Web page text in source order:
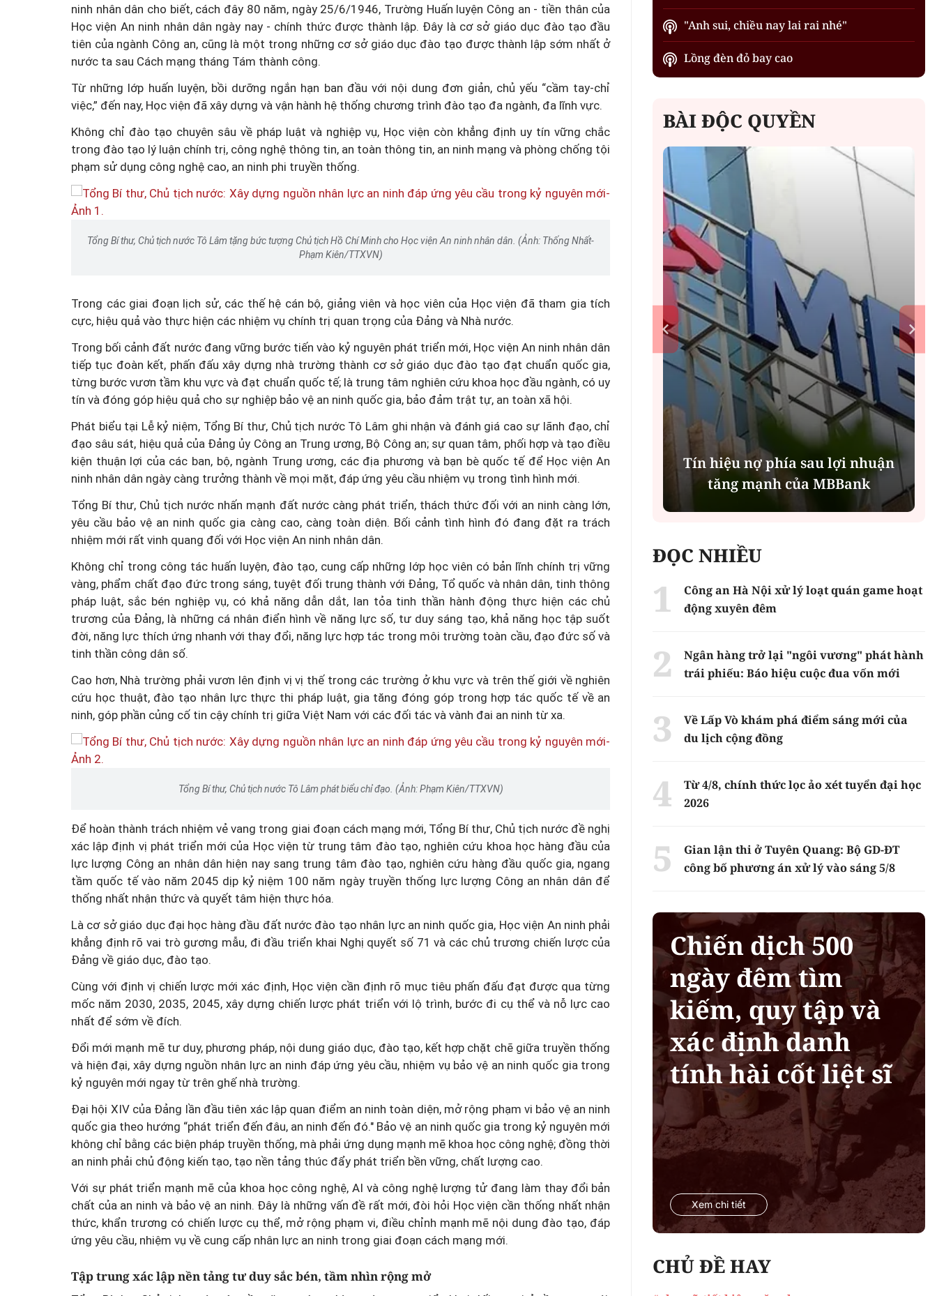
ninh nhân dân cho biết, cách đây 80 năm, ngày 25/6/1946, Trường Huấn luyện Công an - tiền thân của
Học viện An ninh nhân dân ngày nay - chính thức được thành lập. Đây là cơ sở giáo dục đào tạo đầu
tiên của ngành Công an, cũng là một trong những cơ sở giáo dục đào tạo được thành lập sớm nhất ở
nước ta sau Cách mạng tháng Tám thành công.
Từ những lớp huấn luyện, bồi dưỡng ngắn hạn ban đầu với nội dung đơn giản, chủ yếu “cầm tay-chỉ
việc,” đến nay, Học viện đã xây dựng và vận hành hệ thống chương trình đào tạo đa ngành, đa lĩnh vực.
Không chỉ đào tạo chuyên sâu về pháp luật và nghiệp vụ, Học viện còn khẳng định uy tín vững chắc
trong đào tạo lý luận chính trị, công nghệ thông tin, an toàn thông tin, an ninh mạng và phòng chống tội
phạm sử dụng công nghệ cao, an ninh phi truyền thống.
Tổng Bí thư, Chủ tịch nước Tô Lâm tặng bức tượng Chủ tịch Hồ Chí Minh cho Học viện An ninh nhân dân. (Ảnh: Thống Nhất-
Phạm Kiên/TTXVN)
Trong các giai đoạn lịch sử, các thế hệ cán bộ, giảng viên và học viên của Học viện đã tham gia tích
cực, hiệu quả vào thực hiện các nhiệm vụ chính trị quan trọng của Đảng và Nhà nước.
Trong bối cảnh đất nước đang vững bước tiến vào kỷ nguyên phát triển mới, Học viện An ninh nhân dân
tiếp tục đoàn kết, phấn đấu xây dựng nhà trường thành cơ sở giáo dục đào tạo đạt chuẩn quốc gia,
từng bước vươn tầm khu vực và đạt chuẩn quốc tế; là trung tâm nghiên cứu khoa học đầu ngành, có uy
tín và đóng góp hiệu quả cho sự nghiệp bảo vệ an ninh quốc gia, bảo đảm trật tự, an toàn xã hội.
Phát biểu tại Lễ kỷ niệm, Tổng Bí thư, Chủ tịch nước Tô Lâm ghi nhận và đánh giá cao sự lãnh đạo, chỉ
đạo sâu sát, hiệu quả của Đảng ủy Công an Trung ương, Bộ Công an; sự quan tâm, phối hợp và tạo điều
kiện thuận lợi của các ban, bộ, ngành Trung ương, các địa phương và bạn bè quốc tế để Học viện An
ninh nhân dân ngày càng trưởng thành về mọi mặt, đáp ứng yêu cầu nhiệm vụ trong tình hình mới.
Tổng Bí thư, Chủ tịch nước nhấn mạnh đất nước càng phát triển, thách thức đối với an ninh càng lớn,
yêu cầu bảo vệ an ninh quốc gia càng cao, càng toàn diện. Bối cảnh tình hình đó đang đặt ra trách
nhiệm mới rất vinh quang đối với Học viện An ninh nhân dân.
Không chỉ trong công tác huấn luyện, đào tạo, cung cấp những lớp học viên có bản lĩnh chính trị vững
vàng, phẩm chất đạo đức trong sáng, tuyệt đối trung thành với Đảng, Tổ quốc và nhân dân, tinh thông
pháp luật, sắc bén nghiệp vụ, có khả năng dẫn dắt, lan tỏa tinh thần hành động thực hiện các chủ
trương của Đảng, là những cá nhân điển hình về năng lực số, tư duy sáng tạo, khả năng học tập suốt
đời, năng lực thích ứng nhanh với thay đổi, năng lực hợp tác trong môi trường toàn cầu, đạo đức số và
tinh thần công dân số.
Cao hơn, Nhà trường phải vươn lên định vị vị thế trong các trường ở khu vực và trên thế giới về nghiên
cứu học thuật, đào tạo nhân lực thực thi pháp luật, gia tăng đóng góp trong hợp tác quốc tế về an
ninh, góp phần củng cố tin cậy chính trị giữa Việt Nam với các đối tác và vành đai an ninh từ xa.
Tổng Bí thư, Chủ tịch nước Tô Lâm phát biểu chỉ đạo. (Ảnh: Phạm Kiên/TTXVN)
Để hoàn thành trách nhiệm vẻ vang trong giai đoạn cách mạng mới, Tổng Bí thư, Chủ tịch nước đề nghị
xác lập định vị phát triển mới của Học viện từ trung tâm đào tạo, nghiên cứu khoa học hàng đầu của
lực lượng Công an nhân dân hiện nay sang trung tâm đào tạo, nghiên cứu hàng đầu quốc gia, ngang
tầm quốc tế vào năm 2045 dịp kỷ niệm 100 năm ngày truyền thống lực lượng Công an nhân dân để
thống nhất nhận thức và quyết tâm hiện thực hóa.
Là cơ sở giáo dục đại học hàng đầu đất nước đào tạo nhân lực an ninh quốc gia, Học viện An ninh phải
khẳng định rõ vai trò gương mẫu, đi đầu triển khai Nghị quyết số 71 và các chủ trương chiến lược của
Đảng về giáo dục, đào tạo.
Cùng với định vị chiến lược mới xác định, Học viện cần định rõ mục tiêu phấn đấu đạt được qua từng
mốc năm 2030, 2035, 2045, xây dựng chiến lược phát triển với lộ trình, bước đi cụ thể và nỗ lực cao
nhất để sớm về đích.
Đổi mới mạnh mẽ tư duy, phương pháp, nội dung giáo dục, đào tạo, kết hợp chặt chẽ giữa truyền thống
và hiện đại, xây dựng nguồn nhân lực an ninh đáp ứng yêu cầu, nhiệm vụ bảo vệ an ninh quốc gia trong
kỷ nguyên mới ngay từ trên ghế nhà trường.
Đại hội XIV của Đảng lần đầu tiên xác lập quan điểm an ninh toàn diện, mở rộng phạm vi bảo vệ an ninh
quốc gia theo hướng “phát triển đến đâu, an ninh đến đó." Bảo vệ an ninh quốc gia trong kỷ nguyên mới
không chỉ bằng các biện pháp truyền thống, mà phải ứng dụng mạnh mẽ khoa học công nghệ; đồng thời
an ninh phải chủ động kiến tạo, tạo nền tảng thúc đẩy phát triển bền vững, chất lượng cao.
Với sự phát triển mạnh mẽ của khoa học công nghệ, AI và công nghệ lượng tử đang làm thay đổi bản
chất của an ninh và bảo vệ an ninh. Đây là những vấn đề rất mới, đòi hỏi Học viện cần thống nhất nhận
thức, khẩn trương có chiến lược cụ thể, mở rộng phạm vi, điều chỉnh mạnh mẽ nội dung đào tạo, đáp
ứng yêu cầu, nhiệm vụ về cung cấp nhân lực an ninh trong giai đoạn cách mạng mới.
Tập trung xác lập nền tảng tư duy sắc bén, tầm nhìn rộng mở
"Anh sui, chiều nay lai rai nhé"
Lồng đèn đỏ bay cao
BÀI ĐỘC QUYỀN
Doanh nghiệp thủy sản cảnh báo
"điểm nghẽn" trong dự thảo Luật
An toàn thực phẩm
Chính sách hậu xuất khẩu lao
động: "Đi để trở về" và bài toán
lập nghiệp cho lao động nữ
Tín hiệu nợ phía sau lợi nhuận
tăng mạnh của MBBank
ĐỌC NHIỀU
Công an Hà Nội xử lý loạt quán game hoạt
động xuyên đêm
Ngân hàng trở lại "ngôi vương" phát hành
trái phiếu: Báo hiệu cuộc đua vốn mới
Về Lấp Vò khám phá điểm sáng mới của
du lịch cộng đồng
Từ 4/8, chính thức lọc ảo xét tuyển đại học
2026
Gian lận thi ở Tuyên Quang: Bộ GD-ĐT
công bố phương án xử lý vào sáng 5/8
Chiến dịch 500
ngày đêm tìm
kiếm, quy tập và
xác định danh
tính hài cốt liệt sĩ
Xem chi tiết
CHỦ ĐỀ HAY